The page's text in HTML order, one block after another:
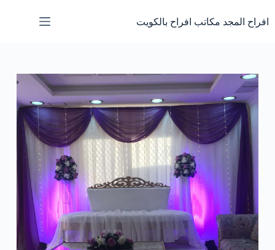
إلى
المحتوى
افراح المجد مكاتب افراح بالكويت